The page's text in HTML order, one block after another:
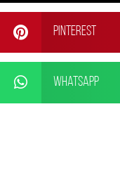
Pinterest
WhatsApp